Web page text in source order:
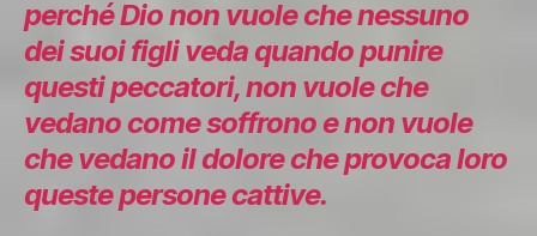
perché Dio non vuole che nessuno
dei suoi figli veda quando punire
questi peccatori, non vuole che
vedano come soffrono e non vuole
che vedano il dolore che provoca loro
queste persone cattive.